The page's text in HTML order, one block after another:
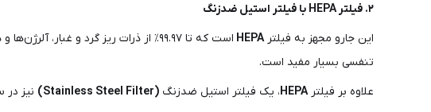
۲. فیلتر HEPA با فیلتر استیل ضدزنگ
این جارو مجهز به فیلترHEPA
است که تا ۹۹.۹۷٪ از ذرات ریز گرد و
تنفسی بسیار مفید است.
علاوه بر فیلترHEPA، یک فیلتر استیل ضدزنگ (Stainless Steel Filter)
نیز